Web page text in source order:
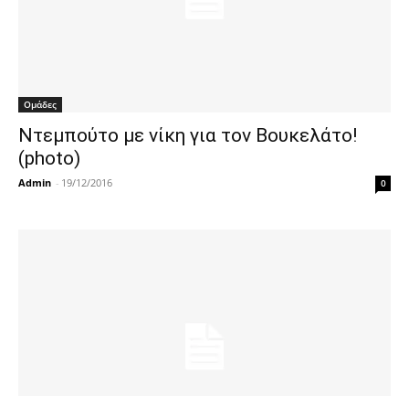
Ομάδες
Ντεμπούτο με νίκη για τον Βουκελάτο!
(photo)
Admin - 19/12/2016 0